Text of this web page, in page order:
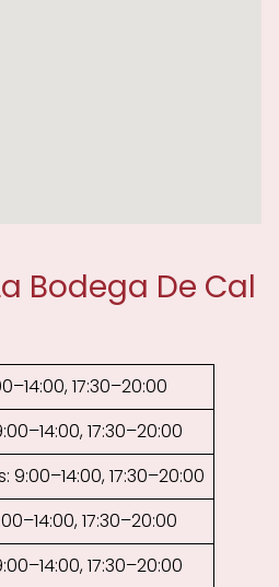
Bodega De Cal
17:30–20:00
17:30–20:00
9:00–14:00, 17:30–20:00
17:30–20:00
17:30–20:00